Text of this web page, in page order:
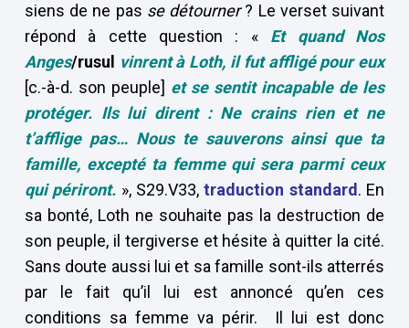
siens de ne pas se détourner? Le verset suivant
répond à cette question : « Et quand Nos
Anges/rusul
vinrent à Loth, il fut affligé pour eux
[c.-à-d. son peuple] et se sentit incapable de les
protéger. Ils lui dirent : Ne crains rien et ne
t’afflige pas… Nous te sauverons ainsi que ta
famille, excepté ta femme qui sera parmi ceux
qui périront. », S29.V33,traduction standard . En
sa bonté, Loth ne souhaite pas la destruction de
son peuple, il tergiverse et hésite à quitter la cité.
Sans doute aussi lui et sa famille sont-ils atterrés
par le fait qu’il lui est annoncé qu’en ces
conditions sa femme va périr. Il lui est donc